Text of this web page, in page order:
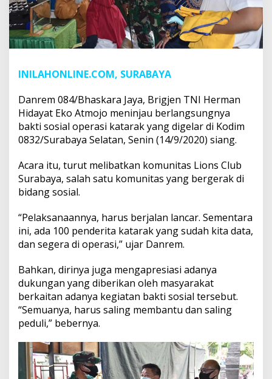
INILAHONLINE.COM, SURABAYA
Danrem 084/Bhaskara Jaya, Brigjen TNI Herman
Hidayat Eko Atmojo meninjau berlangsungnya
bakti sosial operasi katarak yang digelar di Kodim
0832/Surabaya Selatan, Senin (14/9/2020) siang.
Acara itu, turut melibatkan komunitas Lions Club
Surabaya, salah satu komunitas yang bergerak di
bidang sosial.
“Pelaksanaannya, harus berjalan lancar. Sementara
ini, ada 100 penderita katarak yang sudah kita data,
dan segera di operasi,” ujar Danrem.
Bahkan, dirinya juga mengapresiasi adanya
dukungan yang diberikan oleh masyarakat
berkaitan adanya kegiatan bakti sosial tersebut.
“Semuanya, harus saling membantu dan saling
peduli,” bebernya.